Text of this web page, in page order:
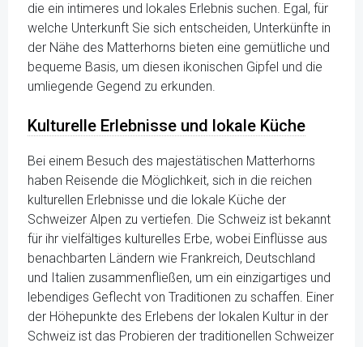
die ein intimeres und lokales Erlebnis suchen. Egal, für
welche Unterkunft Sie sich entscheiden, Unterkünfte in
der Nähe des Matterhorns bieten eine gemütliche und
bequeme Basis, um diesen ikonischen Gipfel und die
umliegende Gegend zu erkunden.
Kulturelle Erlebnisse und lokale Küche
Bei einem Besuch des majestätischen Matterhorns
haben Reisende die Möglichkeit, sich in die reichen
kulturellen Erlebnisse und die lokale Küche der
Schweizer Alpen zu vertiefen. Die Schweiz ist bekannt
für ihr vielfältiges kulturelles Erbe, wobei Einflüsse aus
benachbarten Ländern wie Frankreich, Deutschland
und Italien zusammenfließen, um ein einzigartiges und
lebendiges Geflecht von Traditionen zu schaffen. Einer
der Höhepunkte des Erlebens der lokalen Kultur in der
Schweiz ist das Probieren der traditionellen Schweizer